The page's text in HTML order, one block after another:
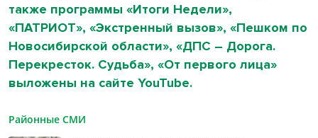
также программы «Итоги Недели»,
«ПАТРИОТ», «Экстренный вызов», «Пешком по
Новосибирской области», «ДПС – Дорога.
Перекресток. Судьба», «От первого лица»
выложены на сайте YouTube.
Районные СМИ